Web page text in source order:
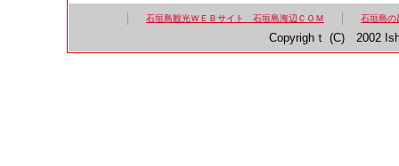
石垣島観光ＷＥＢサイト 石垣島海辺ＣＯＭ 石垣島
Copyrighｔ (C) 2002